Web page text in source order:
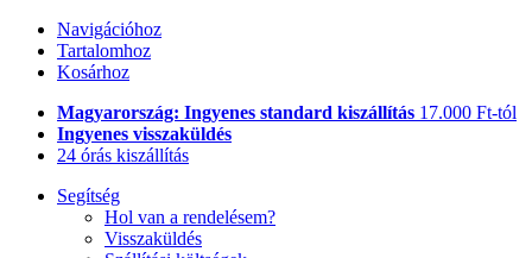
Navigációhoz
Tartalomhoz
Kosárhoz
Magyarország: Ingyenes standard kiszállítás 17.000 Ft-tól
Ingyenes visszaküldés
24 órás kiszállítás
Segítség
Hol van a rendelésem?
Visszaküldés